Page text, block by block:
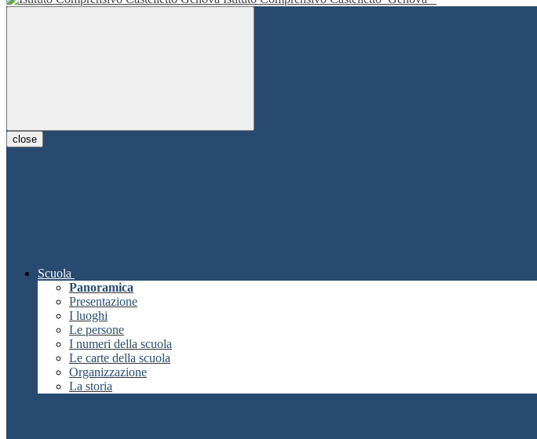
close
Scuola
Panoramica
Presentazione
I luoghi
Le persone
I numeri della scuola
Le carte della scuola
Organizzazione
La storia